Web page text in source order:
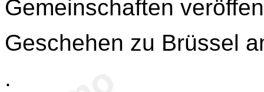
Gemeinschaften
Geschehen zu Brüssel
.